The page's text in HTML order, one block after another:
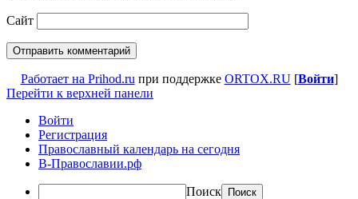
Сайт
Работает на Prihod.ru при поддержке ORTOX.RU[Войти]
Перейти к верхней панели
Войти
Регистрация
Православный календарь на сегодня
В-Православии.рф
Поиск